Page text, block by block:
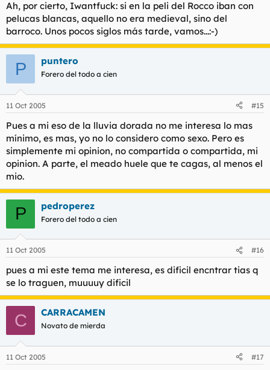
Ah, por cierto, Iwantfuck: si en la peli del Rocco iban con
pelucas blancas, aquello no era medieval, sino del
barroco. Unos pocos siglos más tarde, vamos...:-)
P puntero
Forero del todo a cien
11 Oct 2005 #15
Pues a mi eso de la lluvia dorada no me interesa lo mas
mínimo, es mas, yo no lo considero como sexo. Pero es
simplemente mi opinion, no compartida o compartida, mi
opinion. A parte, el meado huele que te cagas, al menos el
mio.
P pedroperez
Forero del todo a cien
11 Oct 2005 #16
pues a mi este tema me interesa, es dificil encntrar tias q
se lo traguen, muuuuy dificil
C CARRACAMEN
Novato de mierda
11 Oct 2005 #17